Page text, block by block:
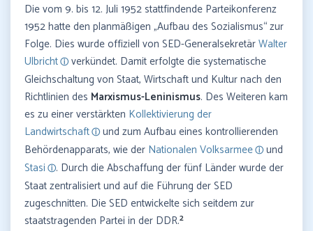
Die vom 9. bis 12. Juli 1952 stattfindende Parteikonferenz
1952 hatte den planmäßigen „Aufbau des Sozialismus“ zur
Folge. Dies wurde offiziell von SED-GeneralsekretärWalter
Ulbricht
verkündet. Damit erfolgte die systematische
Gleichschaltung von Staat, Wirtschaft und Kultur nach den
Richtlinien des Marxismus-Leninismus. Des Weiteren kam
es zu einer verstärkten Kollektivierung der
Landwirtschaft
und zum Aufbau eines kontrollierenden
Behördenapparats, wie der Nationalen Volksarmee
und
Stasi
. Durch die Abschaffung der fünf Länder wurde der
Staat zentralisiert und auf die Führung der SED
zugeschnitten. Die SED entwickelte sich seitdem zur
staatstragenden Partei in der DDR.2